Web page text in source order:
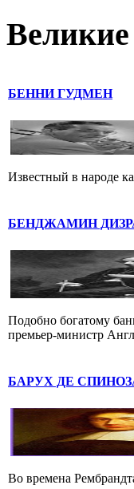
Великие
БЕННИ ГУДМЕН
Известный в народе
БЕНДЖАМИН
Подобно богатому
премьер-министр
БАРУХ ДЕ
Во времена